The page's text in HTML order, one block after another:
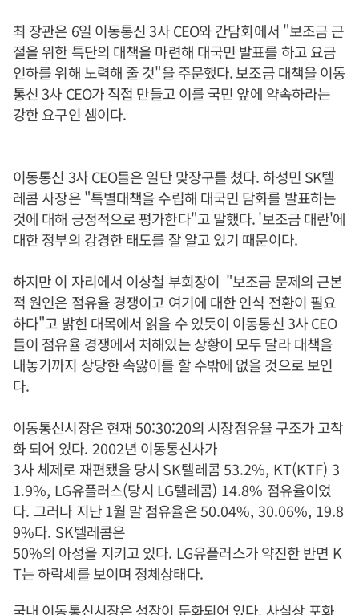
최 장관은 6일 이동통신 3사 CEO와 간담회에서 "보조금 근
절을 위한 특단의 대책을 마련해 대국민 발표를 하고 요금
인하를 위해 노력해 줄 것"을 주문했다. 보조금 대책을 이동
통신 3사 CEO가 직접 만들고 이를 국민 앞에 약속하라는
강한 요구인 셈이다.
이동통신 3사 CEO들은 일단 맞장구를 쳤다. 하성민 SK텔
레콤 사장은 "특별대책을 수립해 대국민 담화를 발표하는
것에 대해 긍정적으로 평가한다"고 말했다. '보조금 대란'에
대한 정부의 강경한 태도를 잘 알고 있기 때문이다.
하지만 이 자리에서 이상철 부회장이 "보조금 문제의 근본
적 원인은 점유율 경쟁이고 여기에 대한 인식 전환이 필요
하다"고 밝힌 대목에서 읽을 수 있듯이 이동통신 3사 CEO
들이 점유율 경쟁에서 처해있는 상황이 모두 달라 대책을
내놓기까지 상당한 속앓이를 할 수밖에 없을 것으로 보인
다.
이동통신시장은 현재50:30:20의 시장점유율 구조가 고착
화 되어 있다. 2002년 이동통신사가
3사 체제로 재편됐을 당시 SK텔레콤53.2%, KT(KTF) 3
1.9%, LG유플러스(당시 LG텔레콤) 14.8% 점유율이었
다. 그러나 지난1월 말 점유율은50.04%, 30.06%, 19.8
9%다. SK텔레콤은
50%의 아성을 지키고 있다. LG유플러스가 약진한 반면 K
T는 하락세를 보이며 정체상태다.
국내 이동통신시장은 성장이 둔화되어 있다. 사실상 포화